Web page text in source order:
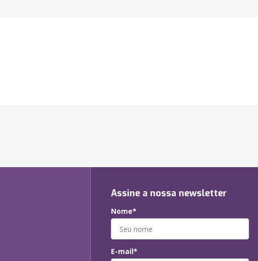
Assine a nossa newsletter
Nome*
E-mail*